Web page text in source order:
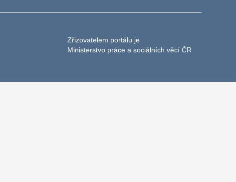
Zřizovatelem portálu je
Ministerstvo práce a sociálních věcí ČR